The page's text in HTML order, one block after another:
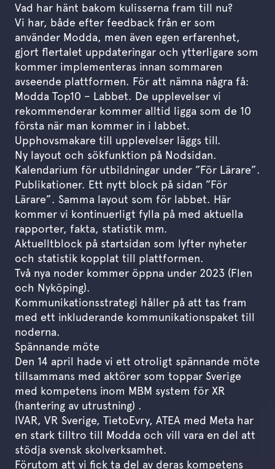
Vad har hänt bakom kulisserna fram till nu?
Vi har, både efter feedback från er som
använder Modda, men även egen erfarenhet,
gjort flertalet uppdateringar och ytterligare som
kommer implementeras innan sommaren
avseende plattformen. För att nämna några få:
Modda Top10 – Labbet. De upplevelser vi
rekommenderar kommer alltid ligga som de 10
första när man kommer in i labbet.
Upphovsmakare till upplevelser läggs till.
Ny layout och sökfunktion på Nodsidan.
Kalendarium för utbildningar under ”För Lärare”.
Publikationer. Ett nytt block på sidan ”För
Lärare”. Samma layout som för labbet. Här
kommer vi kontinuerligt fylla på med aktuella
rapporter, fakta, statistik mm.
Aktuelltblock på startsidan som lyfter nyheter
och statistik kopplat till plattformen.
Två nya noder kommer öppna under 2023 (Flen
och Nyköping).
Kommunikationsstrategi håller på att tas fram
med ett inkluderande kommunikationspaket till
noderna.
Spännande möte
Den 14 april hade vi ett otroligt spännande möte
tillsammans med aktörer som toppar Sverige
med kompetens inom MBM system för XR
(hantering av utrustning) .
IVAR, VR Sverige, TietoEvry, ATEA med Meta har
en stark tilltro till Modda och vill vara en del att
stödja svensk skolverksamhet.
Förutom att vi fick ta del av deras kompetens